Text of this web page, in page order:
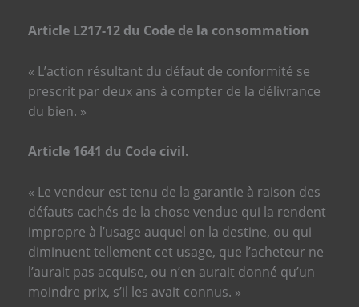
Article L217-12 du Code de la consommation
« L’action résultant du défaut de conformité se
prescrit par deux ans à compter de la délivrance
du bien. »
Article 1641 du Code civil.
« Le vendeur est tenu de la garantie à raison des
défauts cachés de la chose vendue qui la rendent
impropre à l’usage auquel on la destine, ou qui
diminuent tellement cet usage, que l’acheteur ne
l’aurait pas acquise, ou n’en aurait donné qu’un
moindre prix, s’il les avait connus. »